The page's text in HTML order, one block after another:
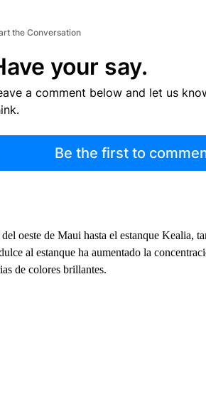
the Conversation
your say.
a comment below and let us
Be the first to
oeste de Maui hasta el estanque Kealia,
al estanque ha aumentado la
de colores brillantes.